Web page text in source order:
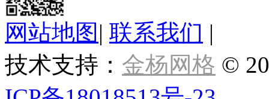
网站地图 | 联系我们 |
技术支持： 金杨网格 ©